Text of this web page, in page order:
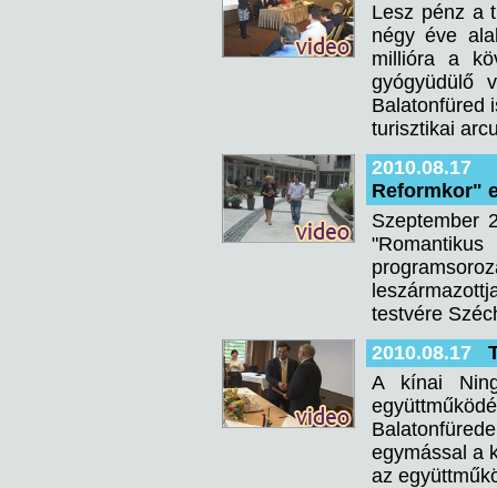
Lesz pénz a
négy éve
millióra a
gyógyüdülő
Balatonfüred
turisztikai
2010.08.17
Reformkor"
Szeptember
testvére
2010.08.17
A kínai
egymással a
az